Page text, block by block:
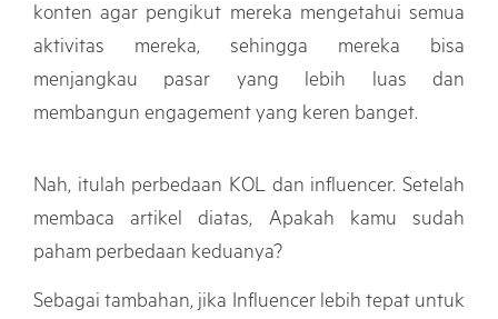
konten agar pengikut mereka mengetahui semua
aktivitas mereka, sehingga mereka bisa
menjangkau pasar yang lebih luas dan
membangun engagement yang keren banget.
Nah, itulah perbedaan KOL dan influencer. Setelah
membaca artikel diatas, Apakah kamu sudah
paham perbedaan keduanya?
Sebagai tambahan, jika Influencer lebih tepat untuk